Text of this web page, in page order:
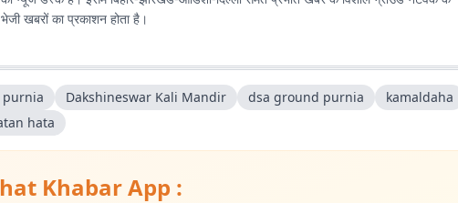
भेजी खबरों का प्रकाशन होता है।
purnia Dakshineswar Kali Mandir dsa ground purnia
kamaldaha
hata
Khabar App :